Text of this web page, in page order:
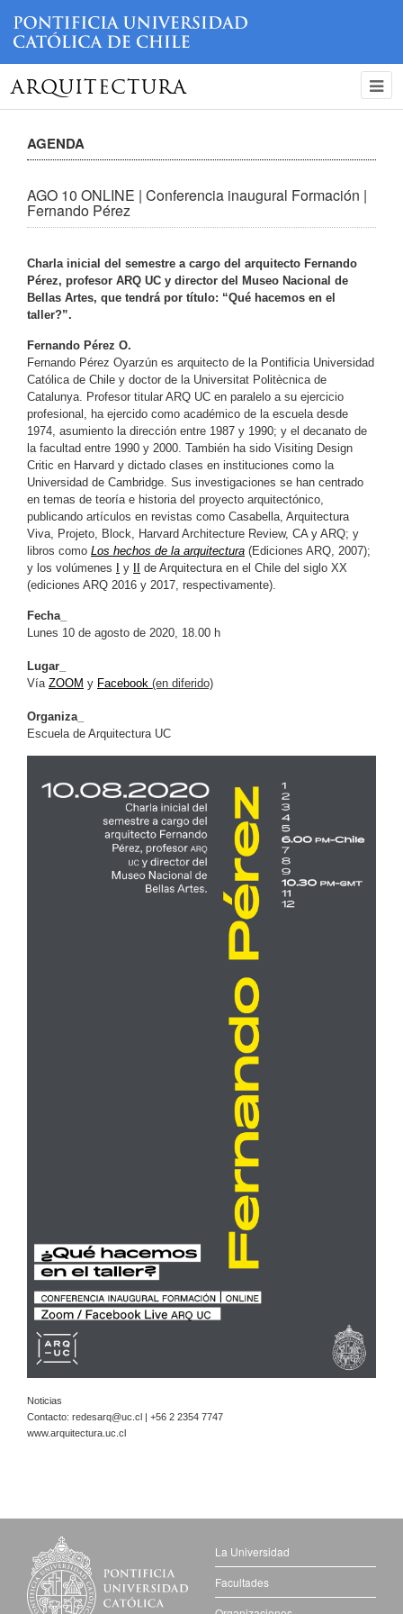
ARQUITECTURA
AGENDA
AGO 10 ONLINE | Conferencia inaugural Formación |
Fernando Pérez
Charla inicial del semestre a cargo del arquitecto Fernando
Pérez, profesor ARQ UC y director del Museo Nacional de
Bellas Artes, que tendrá por título: “Qué hacemos en el
taller?”.
Fernando Pérez O.
Fernando Pérez Oyarzún es arquitecto de la Pontificia Universidad
Católica de Chile y doctor de la Universitat Politècnica de
Catalunya. Profesor titular ARQ UC en paralelo a su ejercicio
profesional, ha ejercido como académico de la escuela desde
1974, asumiento la dirección entre 1987 y 1990; y el decanato de
la facultad entre 1990 y 2000. También ha sido Visiting Design
Critic en Harvard y dictado clases en instituciones como la
Universidad de Cambridge. Sus investigaciones se han centrado
en temas de teoría e historia del proyecto arquitectónico,
publicando artículos en revistas como Casabella, Arquitectura
Viva, Projeto, Block, Harvard Architecture Review, CA y ARQ; y
libros como Los hechos de la arquitectura (Ediciones ARQ, 2007);
y los volúmenes
y
de Arquitectura en el Chile del siglo XX
(ediciones ARQ 2016 y 2017, respectivamente).
Fecha_
Lunes 10 de agosto de 2020, 18.00 h
Lugar_
Vía ZOOM y Facebook (en diferido)
Organiza_
Escuela de Arquitectura UC
Noticias
Contacto: redesarq@uc.cl | +56 2 2354 7747
www.arquitectura.uc.cl
La Universidad
Facultades